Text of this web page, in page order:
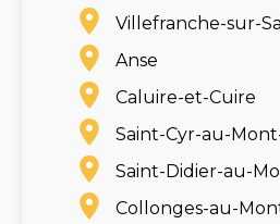
Villefranche-sur-
Anse
Caluire-et-Cuire
Saint-Cyr-au-
Saint-Didier-au-
Collonges-au-